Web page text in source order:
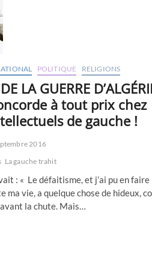
POLITIQUE RELIGIONS
LA GUERRE
à tout prix chez
de gauche !
2016
La gauche trahit
: « Le défaitisme, et j’ai pu en faire
ma vie, a quelque chose de hideux,
la chute. Mais…